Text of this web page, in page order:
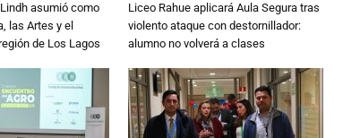
asumió como
las Artes y el
de Los Lagos
Liceo Rahue aplicará Aula Segura tras
violento ataque con destornillador:
alumno no volverá a clases